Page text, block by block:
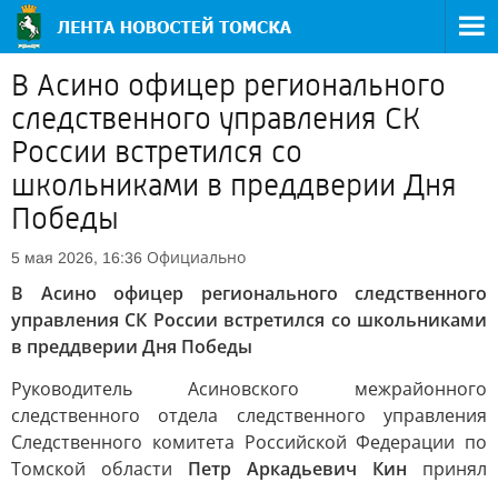
В Асино офицер регионального
следственного управления СК
России встретился со
школьниками в преддверии Дня
Победы
5 мая 2026, 16:36 Официально
В Асино офицер регионального следственного
управления СК России встретился со школьниками
в преддверии Дня Победы
Руководитель Асиновского межрайонного
следственного отдела следственного управления
Следственного комитета Российской Федерации по
Томской области Петр Аркадьевич Кин принял